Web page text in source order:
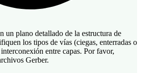
un plano detallado de la estructura de
los tipos de vías (ciegas, enterradas o
entre capas. Por favor,
Gerber.